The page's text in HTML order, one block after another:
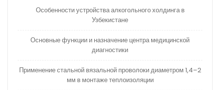
Особенности устройства алкогольного холдинга в
Узбекистане
Основные функции и назначение центра медицинской
диагностики
Применение стальной вязальной проволоки диаметром 1,4–2
мм в монтаже теплоизоляции